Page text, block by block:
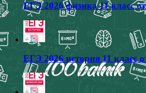
ЕГЭ 2026 физика 11 класс
ЕГЭ 2026 история 11 класс